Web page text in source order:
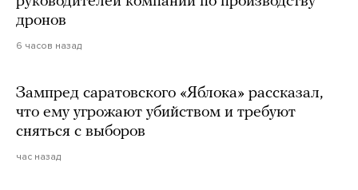
дронов
6 часов назад
Зампред саратовского «Яблока» рассказал,
что ему угрожают убийством и требуют
сняться с выборов
час назад